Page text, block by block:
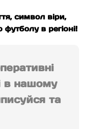
символ віри,
в регіоні!
в нашому
та